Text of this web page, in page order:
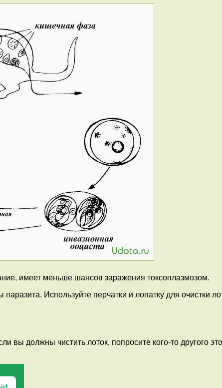
имеет меньше шансов заражения токсоплазмозом.
Используйте перчатки и лопатку для очистки
должны чистить лоток, попросите кого-то другого